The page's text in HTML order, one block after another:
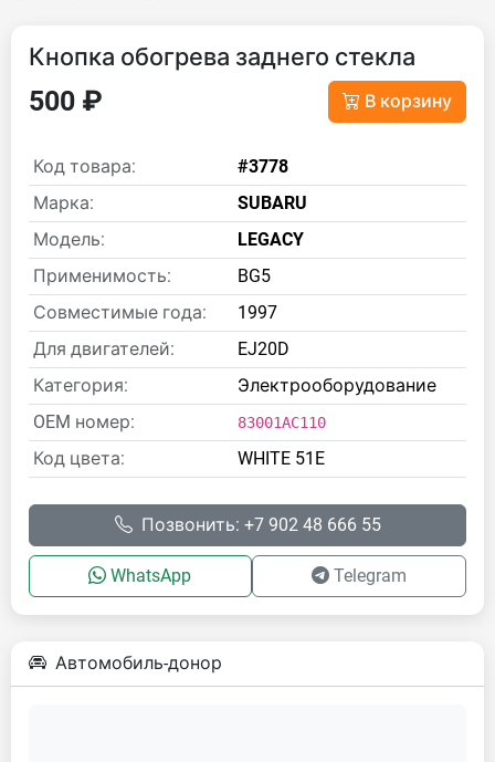
Кнопка обогрева заднего стекла
500 ₽ В корзину
Код товара:
#3778
Марка:
SUBARU
Модель:
LEGACY
Применимость:
BG5
Совместимые года:
1997
Для двигателей:
EJ20D
Категория:
Электрооборудование
OEM номер:
83001AC110
Код цвета: WHITE 51E
Позвонить: +7 902 48 666 55
WhatsApp Telegram
Автомобиль-донор